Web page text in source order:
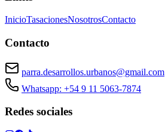
InicioTasacionesNosotrosContacto
Contacto
parra.desarrollos.urbanos@gmail.com
Whatsapp: +54 9 11 5063-7874
Redes sociales